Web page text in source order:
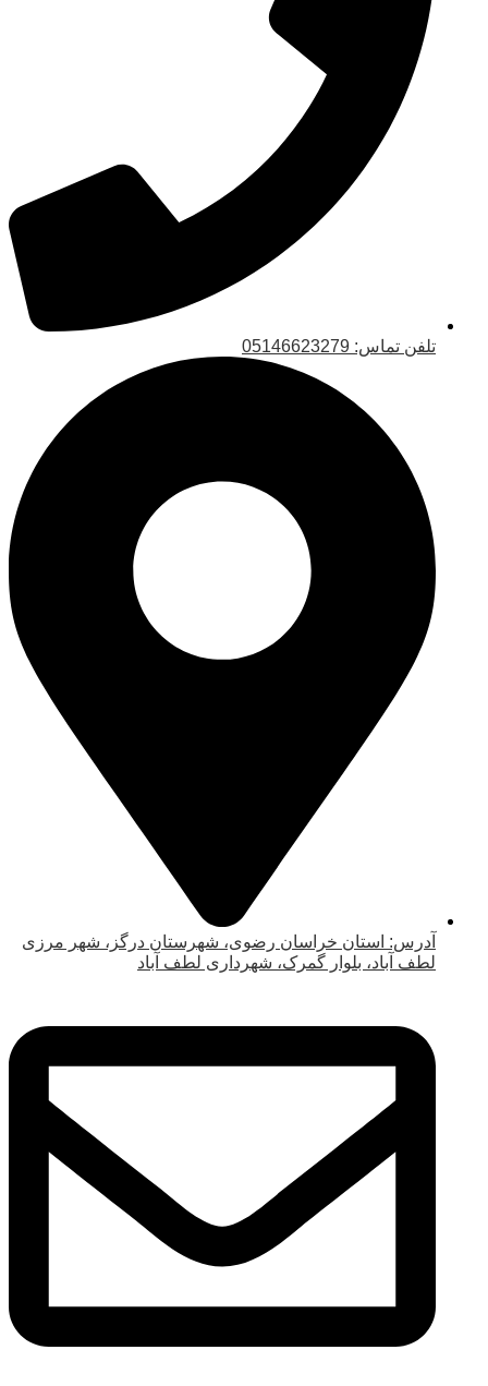
تلفن تماس: 05146623279
آدرس: استان خراسان رضوی، شهرستان درگز، شهر مرزی
لطف آباد، بلوار گمرک، شهرداری لطف آباد